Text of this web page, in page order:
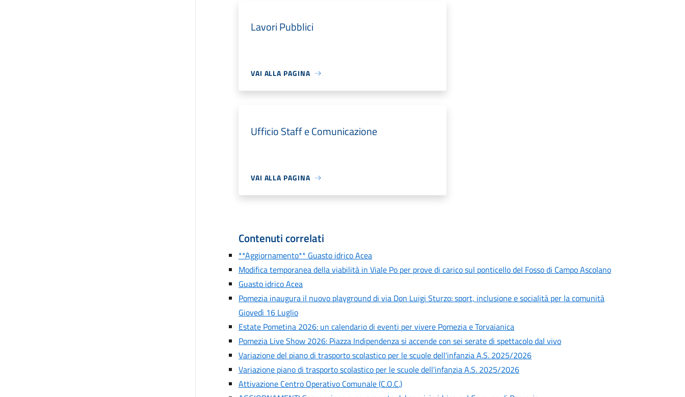
Lavori Pubblici
VAI ALLA PAGINA
Ufficio Staff e Comunicazione
VAI ALLA PAGINA
Contenuti correlati
**Aggiornamento** Guasto idrico Acea
Modifica temporanea della viabilità in Viale Po per prove di carico sul ponticello del Fosso di Campo Ascolano
Guasto idrico Acea
Pomezia inaugura il nuovo playground di via Don Luigi Sturzo: sport, inclusione e socialità per la comunità
Giovedì 16 Luglio
Estate Pometina 2026: un calendario di eventi per vivere Pomezia e Torvaianica
Pomezia Live Show 2026: Piazza Indipendenza si accende con sei serate di spettacolo dal vivo
Variazione del piano di trasporto scolastico per le scuole dell'infanzia A.S. 2025/2026
Variazione piano di trasporto scolastico per le scuole dell'infanzia A.S. 2025/2026
Attivazione Centro Operativo Comunale (C.O.C.)